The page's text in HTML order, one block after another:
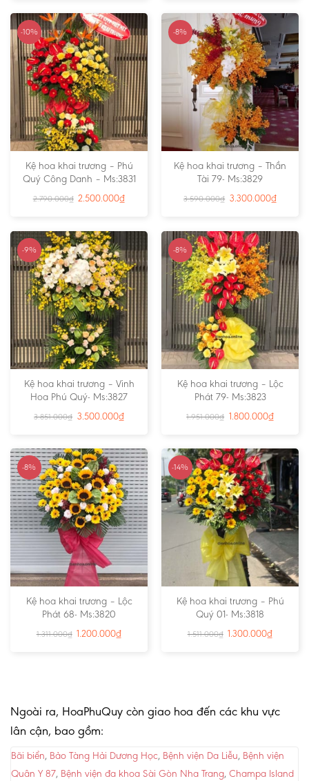
-10%
Kệ hoa khai trương – Phú
Quý Công Danh – Ms:3831
2.790.000₫ 2.500.000₫
-8%
Kệ hoa khai trương – Thần
Tài 79- Ms:3829
3.590.000₫ 3.300.000₫
-9%
Kệ hoa khai trương – Vinh
Hoa Phú Quý- Ms:3827
3.851.000₫ 3.500.000₫
-8%
Kệ hoa khai trương – Lộc
Phát 79- Ms:3823
1.951.000₫ 1.800.000₫
-8%
Kệ hoa khai trương – Lộc
Phát 68- Ms:3820
1.311.000₫ 1.200.000₫
-14%
Kệ hoa khai trương – Phú
Quý 01- Ms:3818
1.511.000₫ 1.300.000₫
Ngoài ra, HoaPhuQuy còn giao hoa đến các khu vực
lân cận, bao gồm:
Bãi biển, Bảo Tàng Hải Dương Học, Bệnh viện Da Liễu, Bệnh viện
Quân Y 87, Bệnh viện đa khoa Sài Gòn Nha Trang, Champa Island